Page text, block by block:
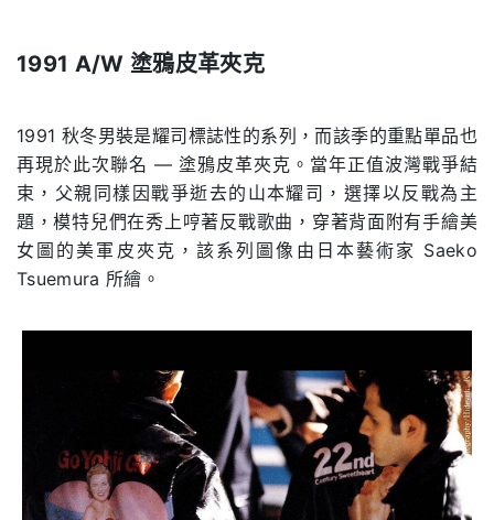
1991 A/W 塗鴉皮革夾克
1991 秋冬男裝是耀司標誌性的系列，而該季的重點單品也
再現於此次聯名 — 塗鴉皮革夾克。當年正值波灣戰爭結
束，父親同樣因戰爭逝去的山本耀司，選擇以反戰為主
題，模特兒們在秀上哼著反戰歌曲，穿著背面附有手繪美
女圖的美軍皮夾克，該系列圖像由日本藝術家 Saeko
Tsuemura 所繪。